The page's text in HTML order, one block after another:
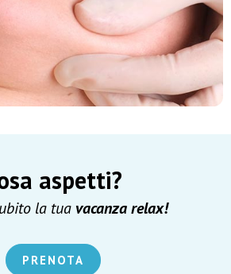
aspetti?
la tuavacanza relax!
PRENOTA